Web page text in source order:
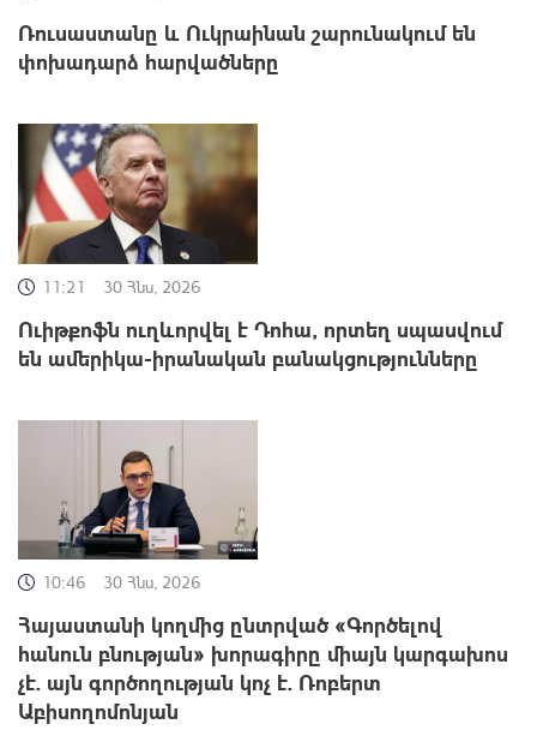
Ռուսաստանը և Ուկրաինան շարունակում են
փոխադարձ հարվածները
11:21 30 Հնս, 2026
Ուիթքոֆն ուղևորվել է Դոհա, որտեղ սպասվում
են ամերիկա-իրանական բանակցությունները
10:46 30 Հնս, 2026
Հայաստանի կողմից ընտրված «Գործելով
հանուն բնության» խորագիրը միայն կարգախոս
չէ. այն գործողության կոչ է. Ռոբերտ
Աբիսողոմոնյան